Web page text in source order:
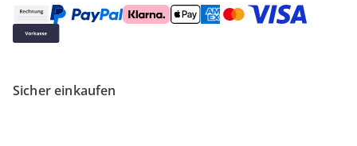
Sicher einkaufen